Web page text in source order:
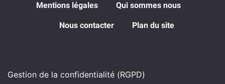
Mentions légales Qui sommes nous
Nous contacter Plan du site
Gestion de la confidentialité (RGPD)